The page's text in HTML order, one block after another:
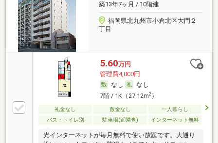
築13年7ヶ月 / 10階建
福岡県北九州市小倉北区大門２
丁目
5.60万円
管理費4,000円
なし
なし
7階 / 1K（27.12m2）
礼金なし 敷金なし
一人暮らし
バス・トイレ別
駐車場(近隣含) インターネット無料
光インターネットが毎月無料で使い放題です。大通り